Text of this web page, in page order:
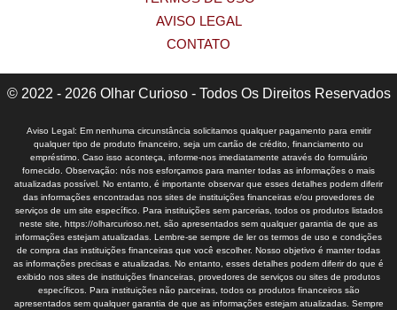
AVISO LEGAL
CONTATO
© 2022 - 2026 Olhar Curioso - Todos Os Direitos Reservados
Aviso Legal: Em nenhuma circunstância solicitamos qualquer pagamento para emitir
qualquer tipo de produto financeiro, seja um cartão de crédito, financiamento ou
empréstimo. Caso isso aconteça, informe-nos imediatamente através do formulário
fornecido. Observação: nós nos esforçamos para manter todas as informações o mais
atualizadas possível. No entanto, é importante observar que esses detalhes podem diferir
das informações encontradas nos sites de instituições financeiras e/ou provedores de
serviços de um site específico. Para instituições sem parcerias, todos os produtos listados
neste site, https://olharcurioso.net, são apresentados sem qualquer garantia de que as
informações estejam atualizadas. Lembre-se sempre de ler os termos de uso e condições
de compra das instituições financeiras que você escolher. Nosso objetivo é manter todas
as informações precisas e atualizadas. No entanto, esses detalhes podem diferir do que é
exibido nos sites de instituições financeiras, provedores de serviços ou sites de produtos
específicos. Para instituições não parceiras, todos os produtos financeiros são
apresentados sem qualquer garantia de que as informações estejam atualizadas. Sempre